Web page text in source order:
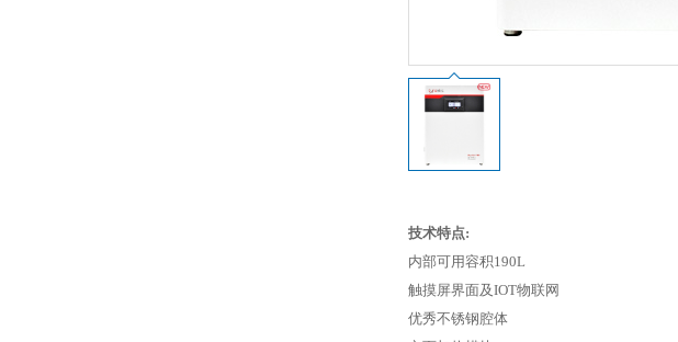
技术特点:
内部可用容积190L
触摸屏界面及IOT物联网
优秀不锈钢腔体